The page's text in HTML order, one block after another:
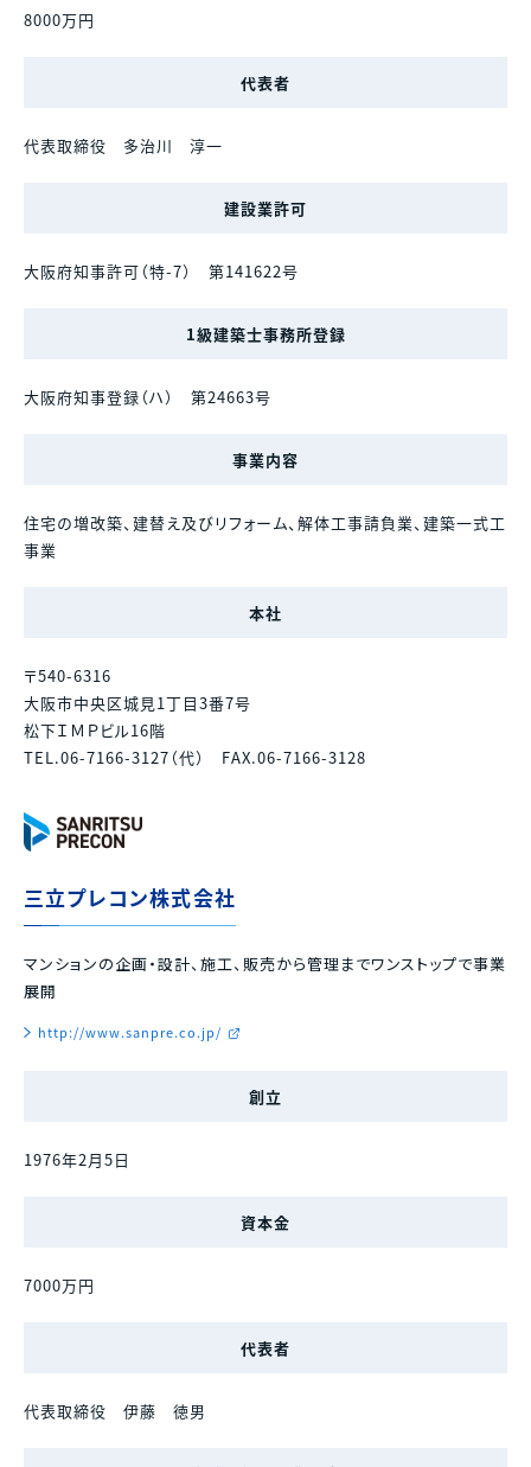
8000万円
代表者
代表取締役 多治川 淳一
建設業許可
大阪府知事許可（特-7） 第141622号
1級建築士事務所登録
大阪府知事登録（ハ） 第24663号
事業内容
住宅の増改築、建替え及びリフォーム、解体工事請負業、建築一式工
事業
本社
〒540-6316
大阪市中央区城見1丁目3番7号
松下ＩＭＰビル16階
TEL.06-7166-3127（代） FAX.06-7166-3128
三立プレコン株式会社
マンションの企画・設計、施工、販売から管理までワンストップで事業
展開
http://www.sanpre.co.jp/
創立
1976年2月5日
資本金
7000万円
代表者
代表取締役 伊藤 徳男